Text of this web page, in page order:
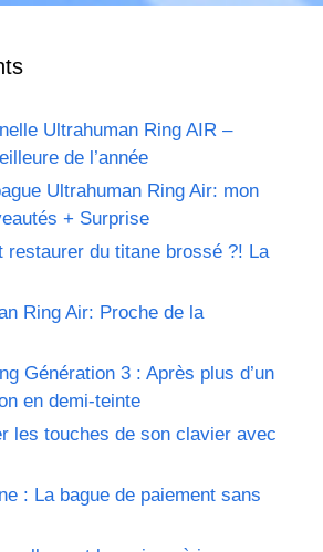
Ultrahuman Ring AIR –
de l’année
Ultrahuman Ring Air: mon
+ Surprise
restaurer du titane brossé ?! La
Ring Air: Proche de la
Génération 3 : Après plus d’un
en demi-teinte
les touches de son clavier avec
: La bague de paiement sans